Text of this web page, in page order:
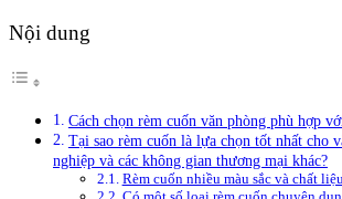
Nội dung
Cách chọn rèm cuốn văn phòng phù hợp
Tại sao rèm cuốn là lựa chọn tốt nhất cho
nghiệp và các không gian thương mại khác?
Rèm cuốn nhiều màu sắc và chất